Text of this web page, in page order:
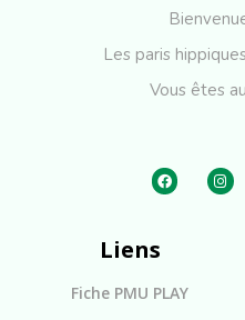
Les paris
Vous êtes
Liens
Fiche PMU PLAY